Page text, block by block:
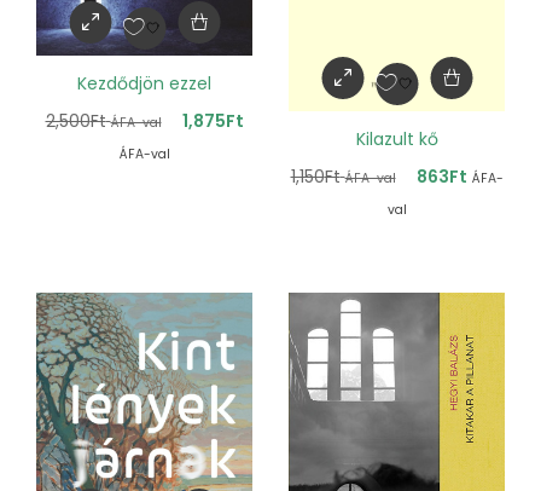
Kezdődjön ezzel
2,500Ft ÁFA-val 1,875Ft
ÁFA-val
Kilazult kő
1,150Ft ÁFA-val 863Ft ÁFA-
val